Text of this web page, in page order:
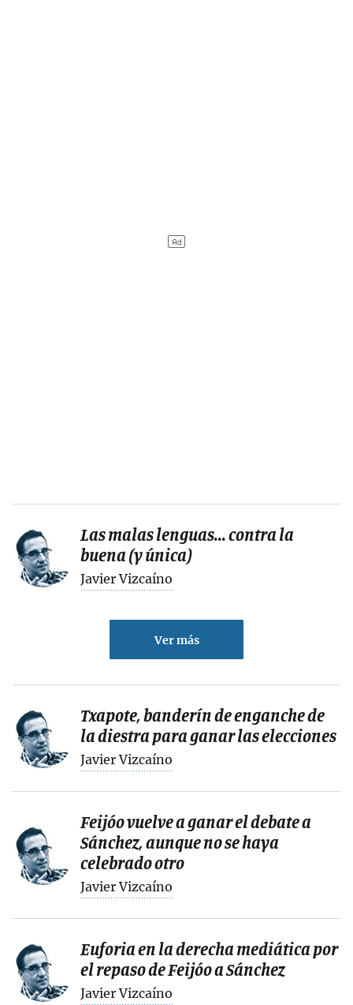
Javier Vizcaíno
Las malas lenguas... contra la
buena (y única)
Ver más
Javier Vizcaíno
Txapote, banderín de enganche de
la diestra para ganar las elecciones
Javier Vizcaíno
Feijóo vuelve a ganar el debate a
Sánchez, aunque no se haya
celebrado otro
Javier Vizcaíno
Euforia en la derecha mediática por
el repaso de Feijóo a Sánchez